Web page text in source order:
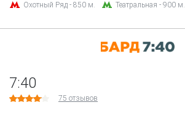
Охотный Ряд - 850 м.
Театральная - 900 м.
7:40
75 отзывов